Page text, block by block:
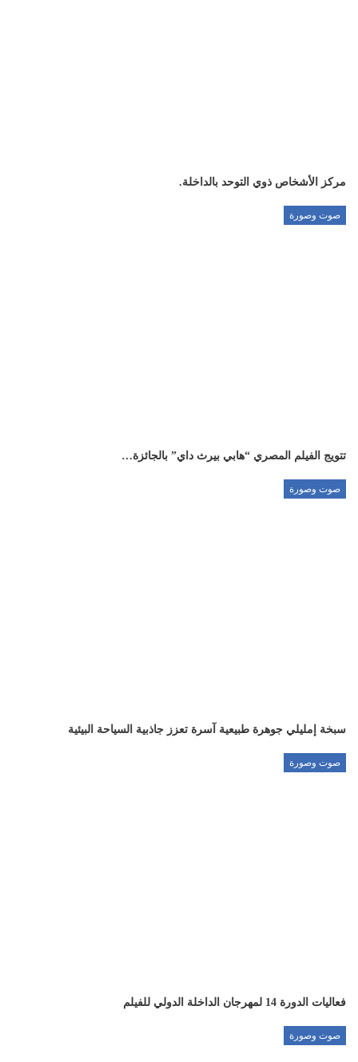
مركز الأشخاص ذوي التوحد بالداخلة.
صوت وصورة
تتويج الفيلم المصري “هابي بيرث داي” بالجائزة…
صوت وصورة
سبخة إمليلي جوهرة طبيعية آسرة تعزز جاذبية السياحة البيئية
صوت وصورة
فعاليات الدورة 14 لمهرجان الداخلة الدولي للفيلم
صوت وصورة